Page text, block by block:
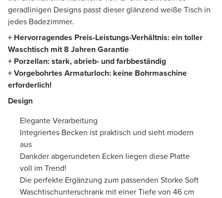
geradlinigen Designs passt dieser glänzend weiße Tisch in
jedes Badezimmer.
+ Hervorragendes Preis-Leistungs-Verhältnis: ein toller
Waschtisch mit 8 Jahren Garantie
+ Porzellan: stark, abrieb- und farbbeständig
+ Vorgebohrtes Armaturloch: keine Bohrmaschine
erforderlich!
Design
Elegante Verarbeitung
Integriertes Becken ist praktisch und sieht modern
aus
Dankder abgerundeten Ecken liegen diese Platte
voll im Trend!
Die perfekte Ergänzung zum passenden Storke Soft
Waschtischunterschrank mit einer Tiefe von 46 cm